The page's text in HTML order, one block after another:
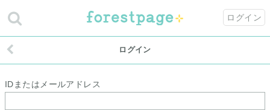
ログイン
ログイン
IDまたはメールアドレス